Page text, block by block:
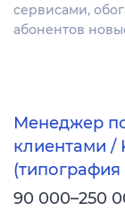
сервисами,
абонентов
Менеджер
клиентами /
90 000–250